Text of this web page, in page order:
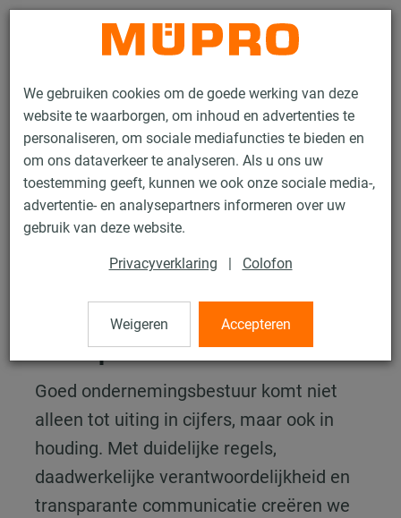
We gebruiken cookies om de goede werking van deze
website te waarborgen, om inhoud en advertenties te
personaliseren, om sociale mediafuncties te bieden en
om ons dataverkeer te analyseren. Als u ons uw
toestemming geeft, kunnen we ook onze sociale media-,
advertentie- en analysepartners informeren over uw
gebruik van deze website.
Privacyverklaring | Colofon
Weigeren Accepteren
Contact
Duurzaamheid Governance
Duidelijkheid.
Verantwoordelijkheid.
Transparantie.
Goed ondernemingsbestuur komt niet
alleen tot uiting in cijfers, maar ook in
houding. Met duidelijke regels,
daadwerkelijke verantwoordelijkheid en
transparante communicatie creëren we